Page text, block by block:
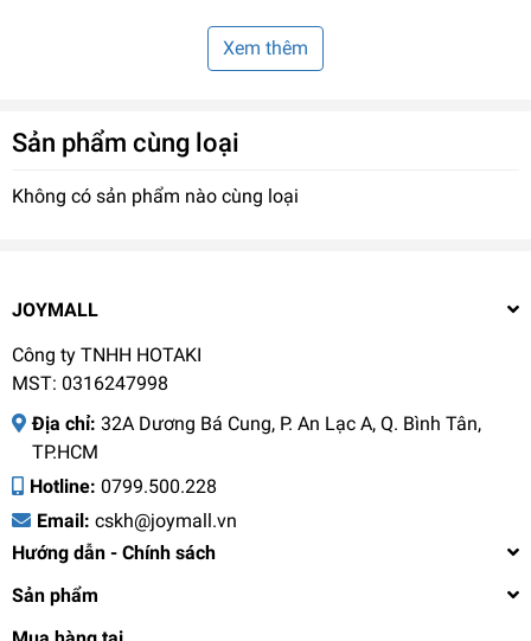
- Dung tích lớn: Nồi hấp có dung tích lòng 2.5L, cho phép
bạn hấp một lượng lớn thực phẩm cùng một lúc, đáp ứng
- Công suất mạnh mẽ: Với công suất 1200W nhanh chóng
gian.
dụng trong nhà bếp của bạn.
Thông số kỹ thuật
Công suất 1200W
Điện áp 220VAC
Dung tích lòng nồi 2.5L
Dung tích khay hấp 4L
Công dụng Hấp thực phẩm
Xem thêm
Sản phẩm cùng loại
Không có sản phẩm nào cùng loại
JOYMALL
Công ty TNHH HOTAKI
MST: 0316247998
Địa chỉ: 32A Dương Bá Cung, P. An Lạc A, Q. Bình Tân,
TP.HCM
Hotline: 0799.500.228
Email: cskh@joymall.vn
Hướng dẫn - Chính sách
Sản phẩm